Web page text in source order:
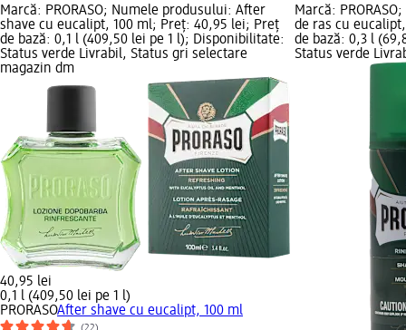
Marcă: PRORASO; Numele produsului: After
shave cu eucalipt, 100 ml; Preț: 40,95 lei; Preț
de bază: 0,1 l (409,50 lei pe 1 l); Disponibilitate:
Status verde Livrabil, Status gri selectare
magazin dm
40,95 lei
0,1 l (409,50 lei pe 1 l)
PRORASOAfter shave cu eucalipt, 100 ml
(22)
Marcă:
de ras cu
de bază: 0,3 l
Status verde